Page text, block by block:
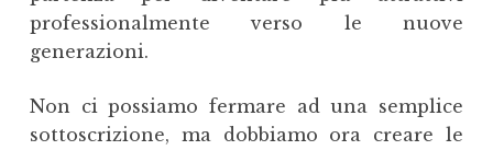
professionalmente verso le nuove
generazioni.
Non ci possiamo fermare ad una semplice
sottoscrizione, ma dobbiamo ora creare le